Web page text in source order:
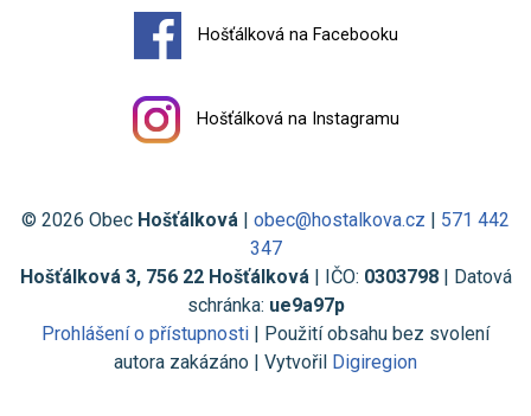
Hošťálková na Facebooku
Hošťálková na Instagramu
© 2026 Obec Hošťálková | obec@hostalkova.cz | 571 442
347
Hošťálková 3, 756 22 Hošťálková| IČO: 0303798| Datová
schránka: ue9a97p
Prohlášení o přístupnosti | Použití obsahu bez svolení
autora zakázáno | Vytvořil Digiregion